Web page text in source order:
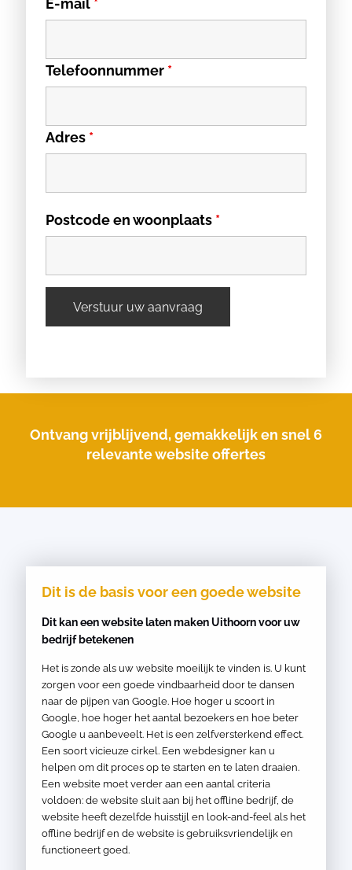
E-mail *
Telefoonnummer *
Adres *
Postcode en woonplaats *
Ontvang vrijblijvend, gemakkelijk en snel 6
relevante website offertes
Dit is de basis voor een goede website
Dit kan een website laten maken Uithoorn voor uw
bedrijf betekenen
Het is zonde als uw website moeilijk te vinden is. U kunt
zorgen voor een goede vindbaarheid door te dansen
naar de pijpen van Google. Hoe hoger u scoort in
Google, hoe hoger het aantal bezoekers en hoe beter
Google u aanbeveelt. Het is een zelfversterkend effect.
Een soort vicieuze cirkel. Een webdesigner kan u
helpen om dit proces op te starten en te laten draaien.
Een website moet verder aan een aantal criteria
voldoen: de website sluit aan bij het offline bedrijf, de
website heeft dezelfde huisstijl en look-and-feel als het
offline bedrijf en de website is gebruiksvriendelijk en
functioneert goed.